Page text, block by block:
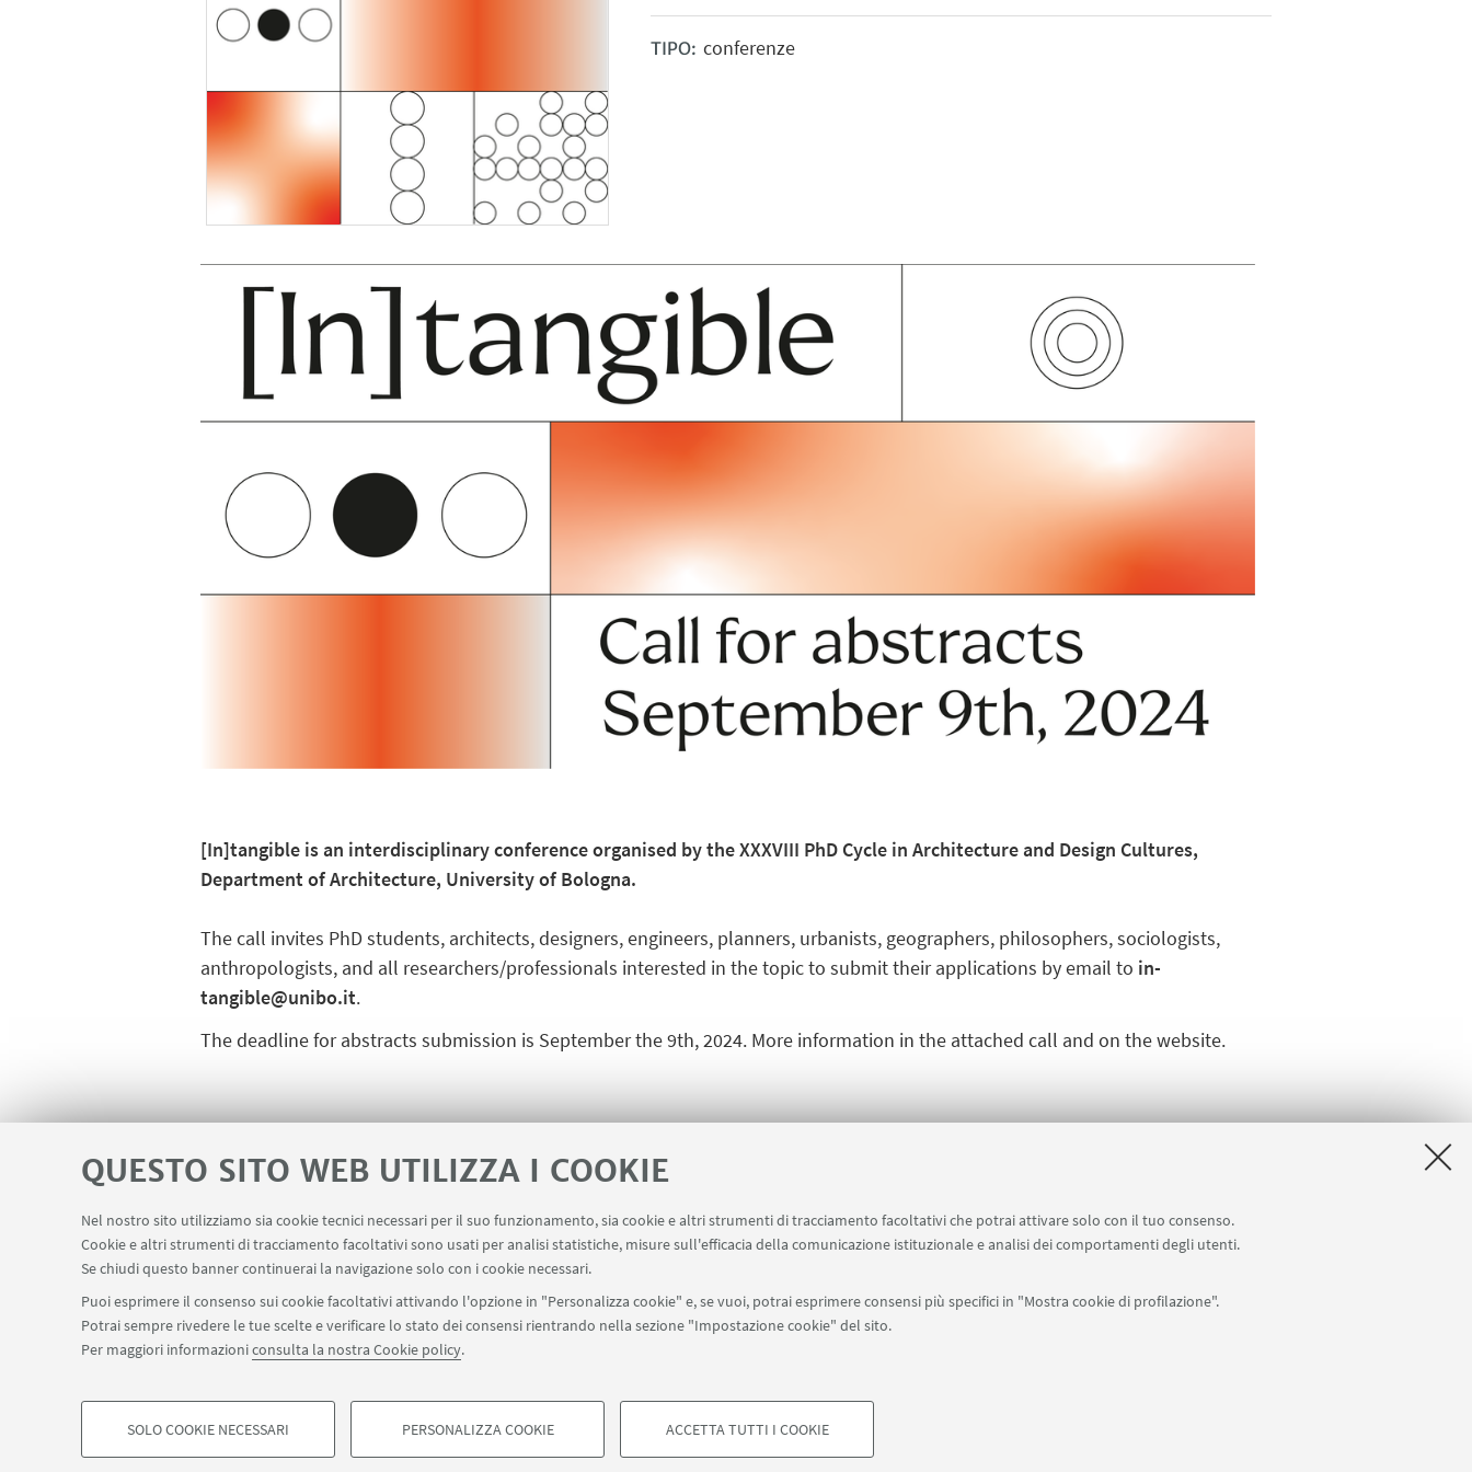
QUESTO SITO WEB UTILIZZA I COOKIE
Nel nostro sito utilizziamo sia cookie tecnici necessari per il suo funzionamento, sia cookie e altri strumenti di tracciamento facoltativi che potrai attivare solo con il tuo consenso.
Cookie e altri strumenti di tracciamento facoltativi sono usati per analisi statistiche, misure sull'efficacia della comunicazione istituzionale e analisi dei comportamenti degli utenti.
Se chiudi questo banner continuerai la navigazione solo con i cookie necessari.
Puoi esprimere il consenso sui cookie facoltativi attivando l'opzione in "Personalizza cookie" e, se vuoi, potrai esprimere consensi più specifici in "Mostra cookie di profilazione".
Potrai sempre rivedere le tue scelte e verificare lo stato dei consensi rientrando nella sezione "Impostazione cookie" del sito.
Per maggiori informazioniconsulta la nostra Cookie policy.
COOKIE DI PROFILAZIONE - FACOLTATIVI COOKIE TECNICI - NECESSARI
SOLO COOKIE NECESSARI PERSONALIZZA COOKIE ACCETTA TUTTI I COOKIE
TIPO: conferenze
[In]tangible is an interdisciplinary conference organised by the XXXVIII PhD Cycle in Architecture and Design Cultures,
Department of Architecture, University of Bologna.
The call invites PhD students, architects, designers, engineers, planners, urbanists, geographers, philosophers, sociologists,
anthropologists, and all researchers/professionals interested in the topic to submit their applications by email to in-
tangible@unibo.it.
The deadline for abstracts submission is September the 9th, 2024. More information in the attached call and on the website.
[In]Tangible
©Copyright 2026 - ALMA MATER STUDIORUM - Università di Bologna - Via Zamboni, 33 - 40126 Bologna - PI: 01131710376 - CF: 80007010376 -